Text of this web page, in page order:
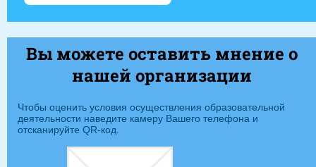
Вы можете оставить мнение о
нашей организации
Чтобы оценить условия осуществления образовательной
деятельности наведите камеру Вашего телефона и
отсканируйте QR-код.